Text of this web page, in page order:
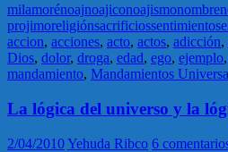
milamorénoajnoajiconoajismonombre
projimoreligiónsacrificiossentimiento
accion, acciones, acto, actos, adicción,
Dios, dolor, droga, edad, ego, ejemplo,
mandamiento, Mandamientos
La lógica del universo y la
2/04/2010Yehuda Ribco 6